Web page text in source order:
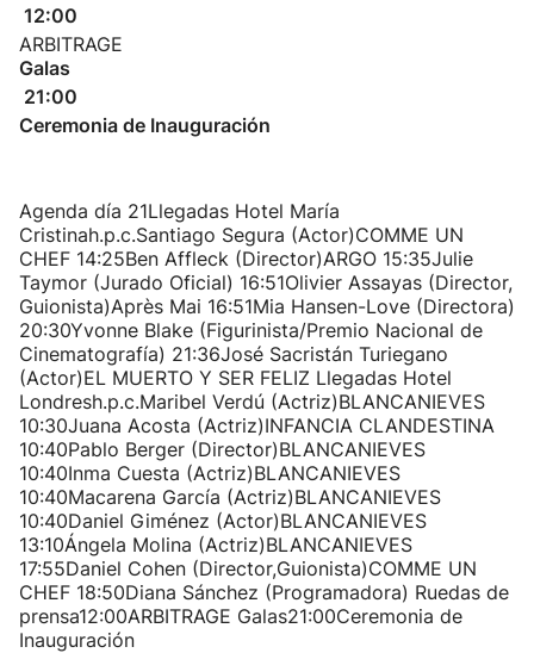
12:00
ARBITRAGE
Galas
21:00
Ceremonia de Inauguración
Agenda día 21Llegadas Hotel María
Cristinah.p.c.Santiago Segura (Actor)COMME UN
CHEF 14:25Ben Affleck (Director)ARGO 15:35Julie
Taymor (Jurado Oficial) 16:51Olivier Assayas (Director,
Guionista)Après Mai 16:51Mia Hansen-Love (Directora)
20:30Yvonne Blake (Figurinista/Premio Nacional de
Cinematografía) 21:36José Sacristán Turiegano
(Actor)EL MUERTO Y SER FELIZ Llegadas Hotel
Londresh.p.c.Maribel Verdú (Actriz)BLANCANIEVES
10:30Juana Acosta (Actriz)INFANCIA CLANDESTINA
10:40Pablo Berger (Director)BLANCANIEVES
10:40Inma Cuesta (Actriz)BLANCANIEVES
10:40Macarena García (Actriz)BLANCANIEVES
10:40Daniel Giménez (Actor)BLANCANIEVES
13:10Ángela Molina (Actriz)BLANCANIEVES
17:55Daniel Cohen (Director,Guionista)COMME UN
CHEF 18:50Diana Sánchez (Programadora) Ruedas de
prensa12:00ARBITRAGE Galas21:00Ceremonia de
Inauguración